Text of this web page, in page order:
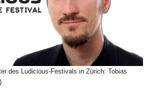
des Ludicious-Festivals in Zürich: Tobias